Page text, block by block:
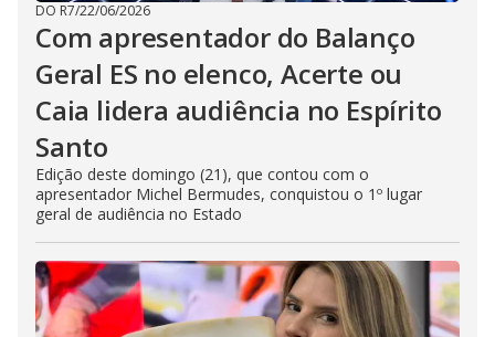
DO R7/22/06/2026
Com apresentador do Balanço
Geral ES no elenco, Acerte ou
Caia lidera audiência no Espírito
Santo
Edição deste domingo (21), que contou com o
apresentador Michel Bermudes, conquistou o 1º lugar
geral de audiência no Estado